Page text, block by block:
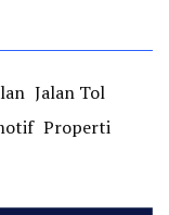
Jalan Tol
Properti